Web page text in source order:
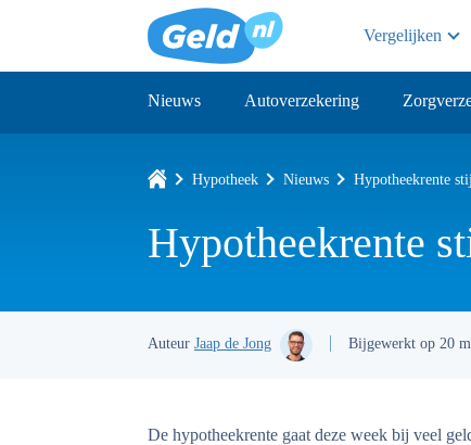
Vergelijken
Nieuws Autoverzekering
Hypotheek Nieuws Hypotheekrente
Hypotheekrente
Auteur Jaap de Jong Bijgewerkt op 20
De hypotheekrente gaat deze week bij veel